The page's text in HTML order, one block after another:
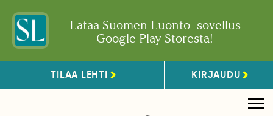
Lataa Suomen Luonto -sovellus
Google Play Storesta!
TILAA LEHTI KIRJAUDU